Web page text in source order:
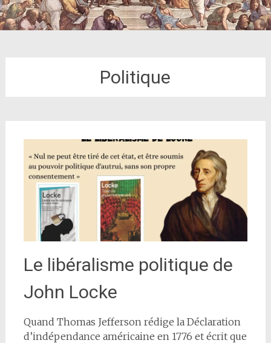
Politique
Le libéralisme politique de
John Locke
Quand Thomas Jefferson rédige la Déclaration
d’indépendance américaine en 1776 et écrit que